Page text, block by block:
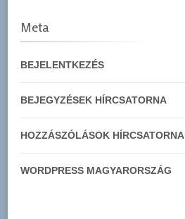
Meta
BEJELENTKEZÉS
BEJEGYZÉSEK HÍRCSATORNA
HOZZÁSZÓLÁSOK HÍRCSATORNA
WORDPRESS MAGYARORSZÁG